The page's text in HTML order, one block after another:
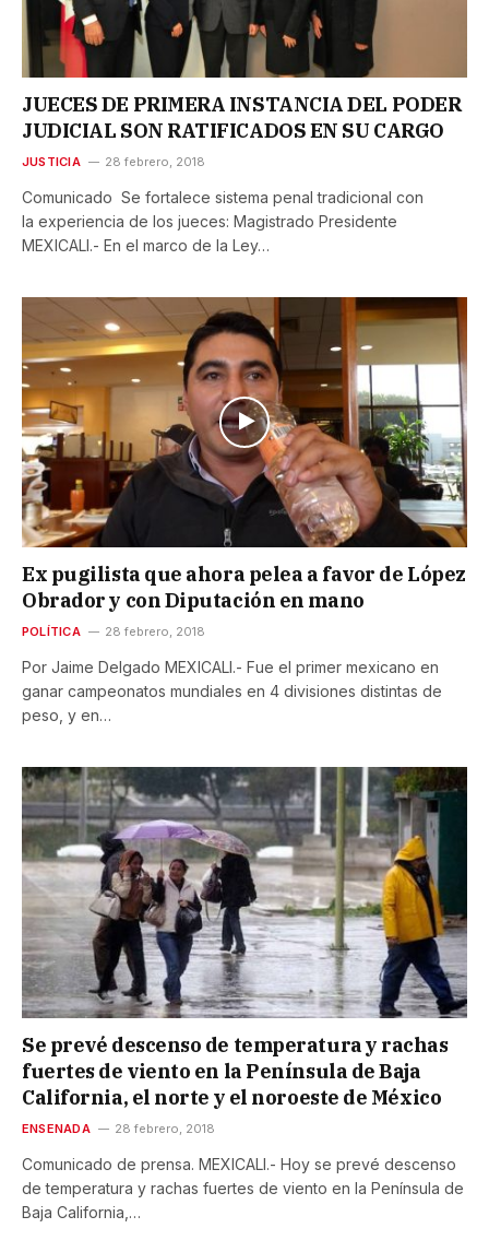
JUECES DE PRIMERA INSTANCIA DEL PODER
JUDICIAL SON RATIFICADOS EN SU CARGO
JUSTICIA 28 febrero, 2018
Comunicado Se fortalece sistema penal tradicional con
la experiencia de los jueces: Magistrado Presidente
MEXICALI.- En el marco de la Ley…
Ex pugilista que ahora pelea a favor de López
Obrador y con Diputación en mano
POLÍTICA 28 febrero, 2018
Por Jaime Delgado MEXICALI.- Fue el primer mexicano en
ganar campeonatos mundiales en 4 divisiones distintas de
peso, y en…
Se prevé descenso de temperatura y rachas
fuertes de viento en la Península de Baja
California, el norte y el noroeste de México
ENSENADA 28 febrero, 2018
Comunicado de prensa. MEXICALI.- Hoy se prevé descenso
de temperatura y rachas fuertes de viento en la Península de
Baja California,…